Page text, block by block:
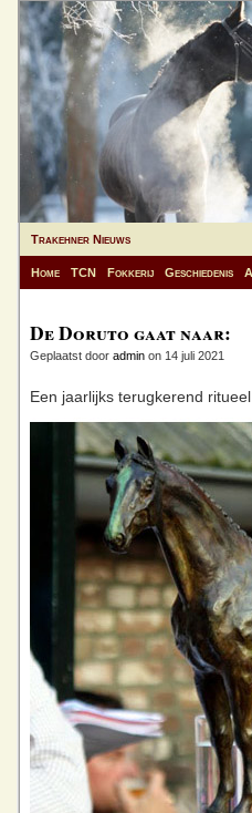
Trakehner Nieuws
Home TCN Fokkerij Geschiedenis
De Doruto gaat naar:
Geplaatst door admin on 14 juli 2021
Een jaarlijks terugkerend